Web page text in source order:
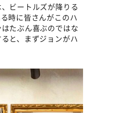
ビートルズが降りる
時に皆さんがこのハ
たぶん喜ぶのではな
と、まずジョンがハ